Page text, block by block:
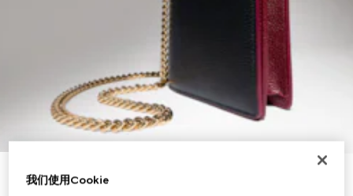
GG Marmont系列链式钱包
我们使用Cookie